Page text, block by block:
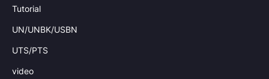
Tutorial
UN/UNBK/USBN
UTS/PTS
video